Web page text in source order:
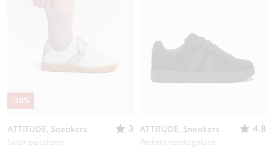
ATTITUDE, Sneakers
3
Skön passform
-30%
ATTITUDE, Sneakers
4.8
Perfekt vardagslook